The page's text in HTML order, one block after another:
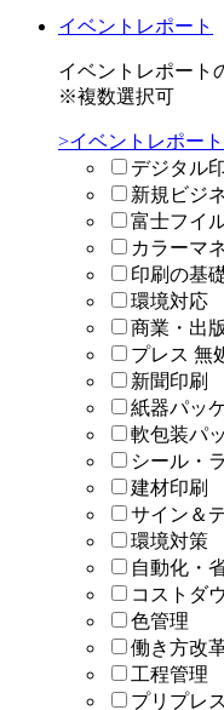
イベントレポート
イベントレポート
※複数選択可
>イベントレポー
デジタル
新規ビジ
富士フイ
カラーマ
印刷の基
環境対応
商業・出
プレス 無
新聞印刷
紙器パッ
軟包装パ
シール・
建材印刷
サイン＆
環境対策
自動化・
コストダ
色管理
働き方改
工程管理
プリプレス